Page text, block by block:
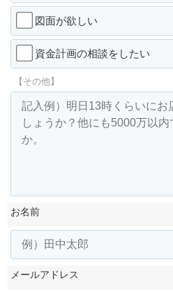
図面が欲しい
資金計画の相談をしたい
【その他】
お名前
メールアドレス